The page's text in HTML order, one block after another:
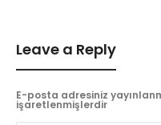
Leave a Reply
E-posta adresiniz
işaretlenmişlerdir